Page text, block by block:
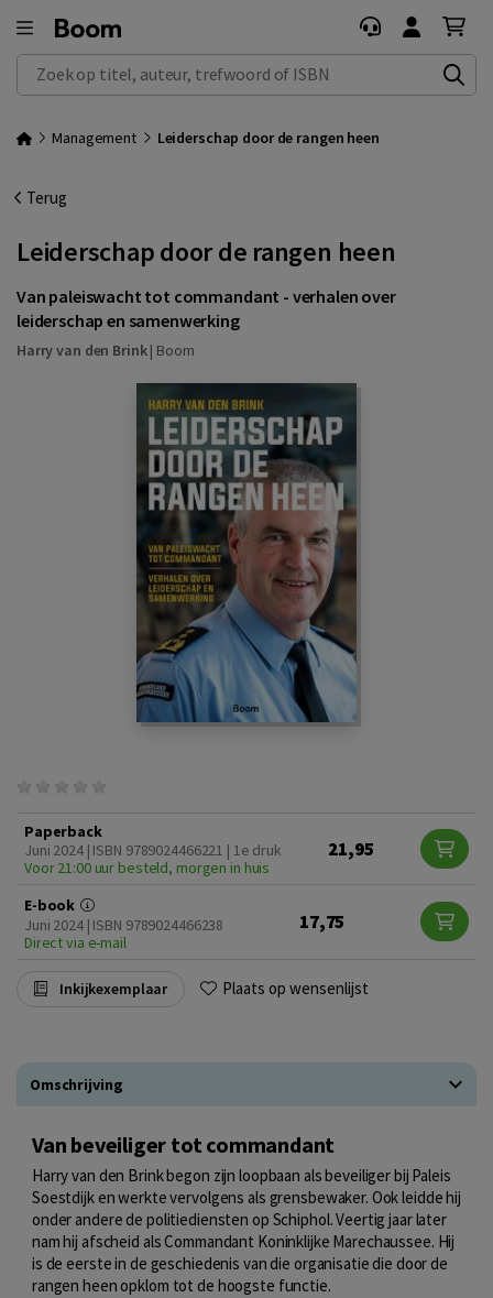
Zoek op titel, auteur, trefwoord of ISBN
Management Leiderschap door de rangen heen
Terug
Leiderschap door de rangen heen
Van paleiswacht tot commandant - verhalen over
leiderschap en samenwerking
Harry van den Brink| Boom
Paperback
Juni 2024 | ISBN 9789024466221 | 1e druk
Voor 21:00 uur besteld, morgen in huis
21,95
E-book
Juni 2024 | ISBN 9789024466238
Direct via e-mail
17,75
Inkijkexemplaar Plaats op wensenlijst
Omschrijving
Van beveiliger tot commandant
Harry van den Brink begon zijn loopbaan als beveiliger bij Paleis
Soestdijk en werkte vervolgens als grensbewaker. Ook leidde hij
onder andere de politiediensten op Schiphol. Veertig jaar later
nam hij afscheid als Commandant Koninklijke Marechaussee. Hij
is de eerste in de geschiedenis van die organisatie die door de
rangen heen opklom tot de hoogste functie.